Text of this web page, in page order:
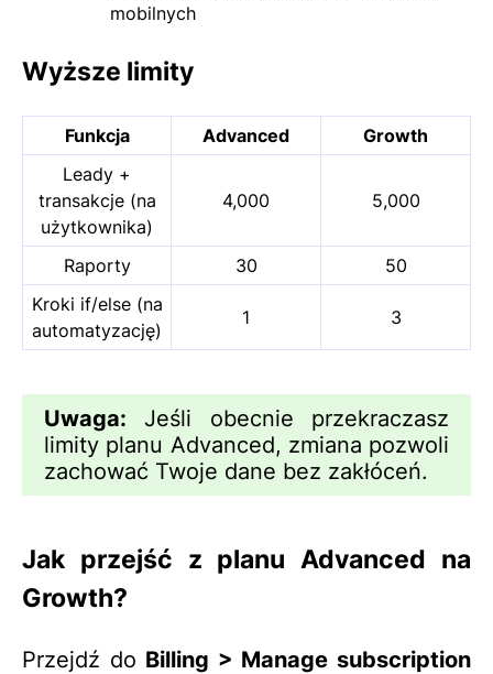
mobilnych
Wyższe limity
Funkcja Advanced
Growth
Leady +
transakcje (na
użytkownika)
4,000 5,000
Raporty 30
50
Kroki if/else (na
automatyzację)
1 3
Uwaga: Jeśli obecnie przekraczasz
limity planu Advanced, zmiana pozwoli
zachować Twoje dane bez zakłóceń.
Jak przejść z planu Advanced na
Growth?
Przejdź do Billing > Manage subscription